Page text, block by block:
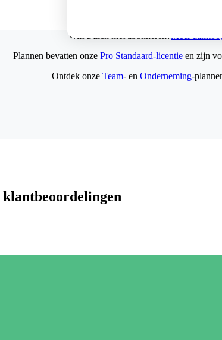
Wilt u zich niet abonneren?Meer
Plannen bevatten onze Pro Standaard-licentie en zijn
Ontdek onze Team- en Onderneming-